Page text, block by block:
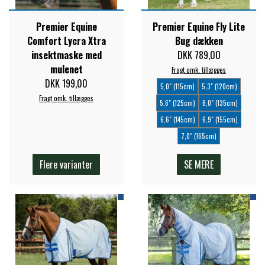
PREMIER EQUINE SADLER
PREMIER EQUINE SADEL TILBEHØR
PREMIER EQUINE SADELUNDERLAG
PREMIER EQUINE PADS
PREMIER EQUINE BENBESKYTTELSE
PREMIER EQUINE TRANSPORT
BESKYTTELSE
FORAN EQUINE
HAPPY MOUTH
KÄLLQUIST EQUESTIAN
Premier Equine
Comfort Lycra Xtra
insektmaske med
mulenet
DKK 199,00
Fragt omk. tillægges
Flere varianter
Premier Equine Fly Lite
Bug dækken
DKK 789,00
Fragt omk. tillægges
5,0" (115cm)
5,3" (120cm)
5,6" (125cm)
6,0" (135cm)
6,6" (145cm)
6,9" (155cm)
7,0" (165cm)
SE MERE